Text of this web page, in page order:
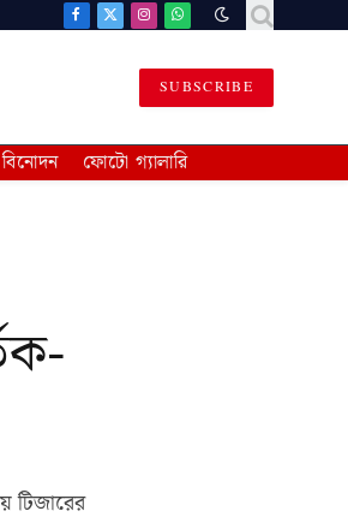
Facebook
X
InstagramWhatsApp
SUBSCRIBE
বিনোদন ফোটো গ্যালারি
টিজারের